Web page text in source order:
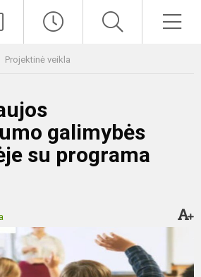
Projektinė veikla
galimybės
su programa